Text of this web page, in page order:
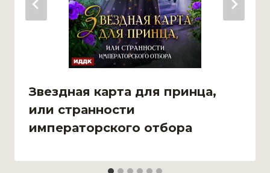
Звездная карта для принца,
или странности
императорского отбора